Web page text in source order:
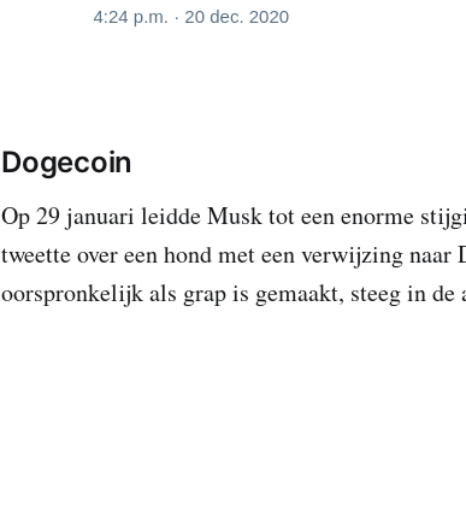
Dogecoin
Op 29 januari leidde Musk tot een enorme
tweette over een hond met een verwijzing
oorspronkelijk als grap is gemaakt, steeg in